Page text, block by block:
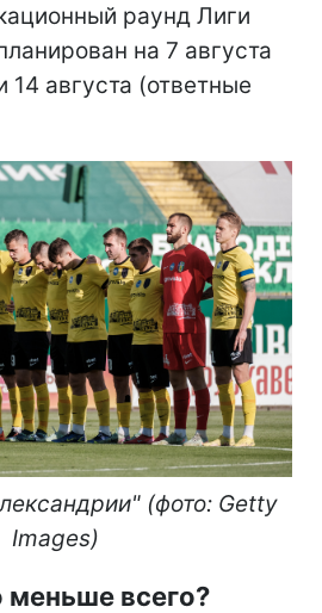
раунд Лиги
на 7 августа
14 августа (ответные
(фото: Getty
Images)
меньше всего?